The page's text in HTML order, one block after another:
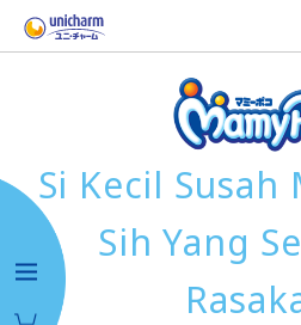
Si Kecil Susah
Sih Yang